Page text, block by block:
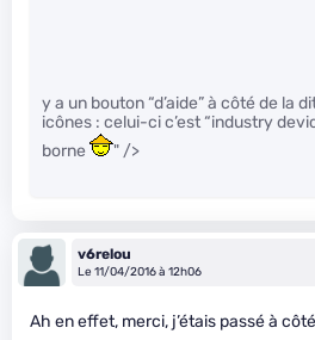
y a un bouton “d’aide” à côté de la
icônes : celui-ci c’est “industry
borne
" />
v6relou
Le 11/04/2016 à 12h06
Ah en effet, merci, j’étais passé à